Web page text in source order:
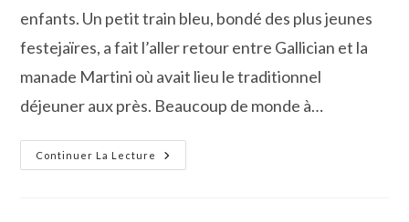
enfants. Un petit train bleu, bondé des plus jeunes
festejaïres, a fait l’aller retour entre Gallician et la
manade Martini où avait lieu le traditionnel
déjeuner aux près. Beaucoup de monde à…
Continuer La Lecture
C’est
Parti